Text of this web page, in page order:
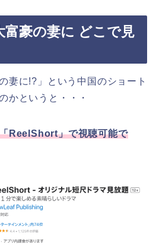
富豪の妻に どこで見
妻に!?」という中国のショート
かというと・・・
ReelShort」で視聴可能で